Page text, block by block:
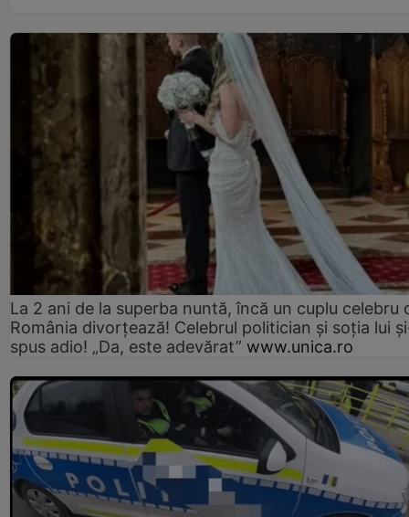
La 2 ani de la superba nuntă, încă un cuplu celebru
România divorțează! Celebrul politician și soția lui
spus adio! „Da, este adevărat” www.unica.ro